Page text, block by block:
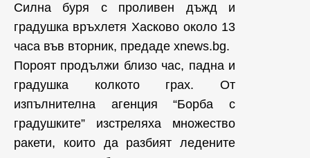
Силна буря с проливен дъжд и
градушка връхлетя Хасково около 13
часа във вторник, предаде xnews.bg.
Пороят продължи близо час, падна и
градушка колкото грах. От
изпълнителна агенция “Борба с
градушките” изстреляха множество
ракети, които да разбият ледените